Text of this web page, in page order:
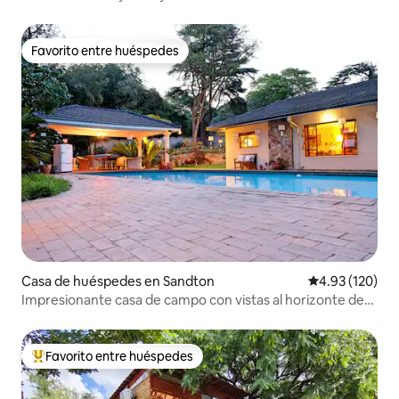
Favorito entre huéspedes
Favorito entre huéspedes
Casa de huéspedes en Sandton Calificación
4.93 (120)
Impresionante casa de campo con vistas al horizonte de
De los mejores en Favorito entre huéspedes
Favorito entre huéspedes